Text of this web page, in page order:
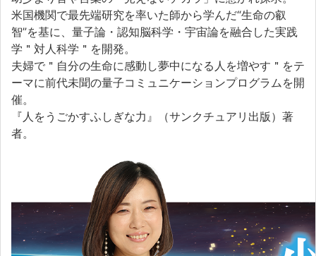
米国機関で最先端研究を率いた師から学んだ“生命の叡
智”を基に、量子論・認知脳科学・宇宙論を融合した実践
学＂対人科学＂を開発。
夫婦で＂自分の生命に感動し夢中になる人を増やす＂をテ
ーマに前代未聞の量子コミュニケーションプログラムを開
催。
『人をうごかすふしぎな力』（サンクチュアリ出版）著
者。